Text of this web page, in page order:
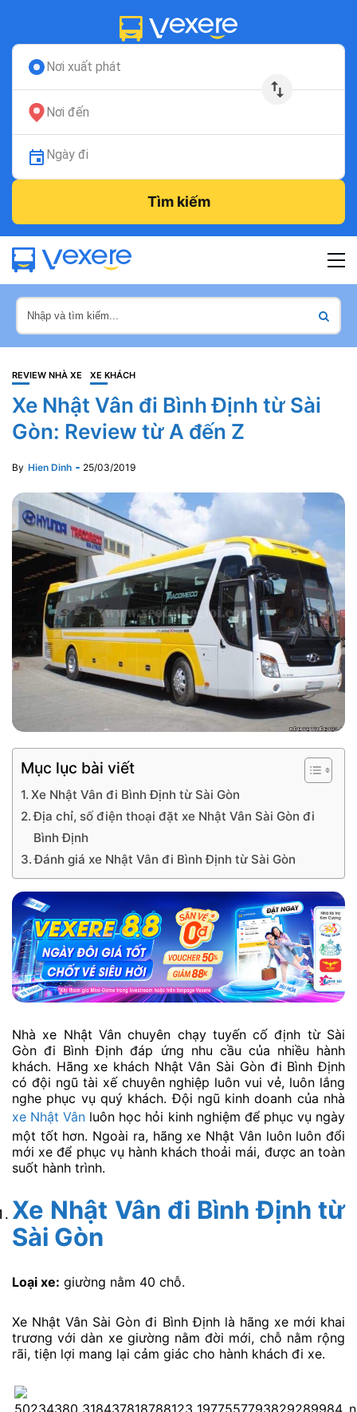
Nơi xuất phát
Nơi đến
Ngày đi
Tìm kiếm
REVIEW NHÀ XE XE KHÁCH
Xe Nhật Vân đi Bình Định từ Sài
Gòn: Review từ A đến Z
By Hien Dinh 25/03/2019
Mục lục bài viết
Xe Nhật Vân đi Bình Định từ Sài Gòn
Địa chỉ, số điện thoại đặt xe Nhật Vân Sài Gòn đi
Bình Định
Đánh giá xe Nhật Vân đi Bình Định từ Sài Gòn
Nhà xe Nhật Vân chuyên chạy tuyến cố định từ Sài
Gòn đi Bình Định đáp ứng nhu cầu của nhiều hành
khách. Hãng xe khách Nhật Vân Sài Gòn đi Bình Định
có đội ngũ tài xế chuyên nghiệp luôn vui vẻ, luôn lắng
nghe phục vụ quý khách. Đội ngũ kinh doanh của nhà
xe Nhật Vân luôn học hỏi kinh nghiệm để phục vụ ngày
một tốt hơn. Ngoài ra, hãng xe Nhật Vân luôn luôn đổi
mới xe để phục vụ hành khách thoải mái, được an toàn
suốt hành trình.
Xe Nhật Vân đi Bình Định từ
Sài Gòn
Loại xe: giường nằm 40 chỗ.
Xe Nhật Vân Sài Gòn đi Bình Định là hãng xe mới khai
trương với dàn xe giường nằm đời mới, chỗ nằm rộng
rãi, tiện lợi mang lại cảm giác cho hành khách đi xe.